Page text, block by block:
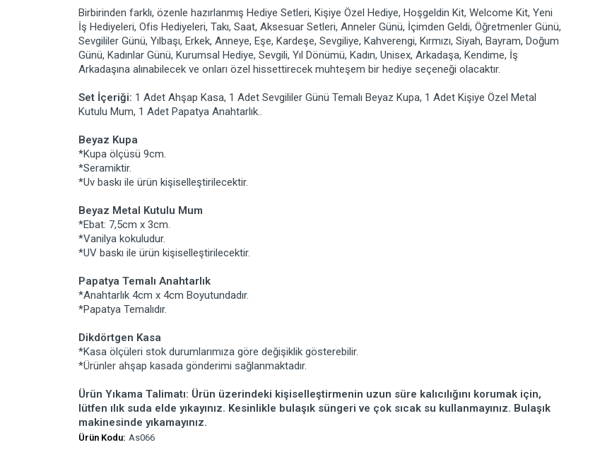
Birbirinden farklı, özenle hazırlanmış Hediye Setleri, Kişiye Özel Hediye, Hoşgeldin Kit, Welcome Kit, Yeni
İş Hediyeleri, Ofis Hediyeleri, Takı, Saat, Aksesuar Setleri, Anneler Günü, İçimden Geldi, Öğretmenler Günü,
Sevgililer Günü, Yılbaşı, Erkek, Anneye, Eşe, Kardeşe, Sevgiliye, Kahverengi, Kırmızı, Siyah, Bayram, Doğum
Günü, Kadınlar Günü, Kurumsal Hediye, Sevgili, Yıl Dönümü, Kadın, Unisex, Arkadaşa, Kendime, İş
Arkadaşına alınabilecek ve onları özel hissettirecek muhteşem bir hediye seçeneği olacaktır.
Set İçeriği: 1 Adet Ahşap Kasa, 1 Adet Sevgililer Günü Temalı Beyaz Kupa, 1 Adet Kişiye Özel Metal
Kutulu Mum, 1 Adet Papatya Anahtarlık..
Beyaz Kupa
*Kupa ölçüsü 9cm.
*Seramiktir.
*Uv baskı ile ürün kişiselleştirilecektir.
Beyaz Metal Kutulu Mum
*Ebat: 7,5cm x 3cm.
*Vanilya kokuludur.
*UV baskı ile ürün kişiselleştirilecektir.
Papatya Temalı Anahtarlık
*Anahtarlık 4cm x 4cm Boyutundadır.
*Papatya Temalıdır.
Dikdörtgen Kasa
*Kasa ölçüleri stok durumlarımıza göre değişiklik gösterebilir.
*Ürünler ahşap kasada gönderimi sağlanmaktadır.
Ürün Yıkama Talimatı: Ürün üzerindeki kişiselleştirmenin uzun süre kalıcılığını korumak için,
lütfen ılık suda elde yıkayınız. Kesinlikle bulaşık süngeri ve çok sıcak su kullanmayınız. Bulaşık
makinesinde yıkamayınız.
Ürün Kodu: As066